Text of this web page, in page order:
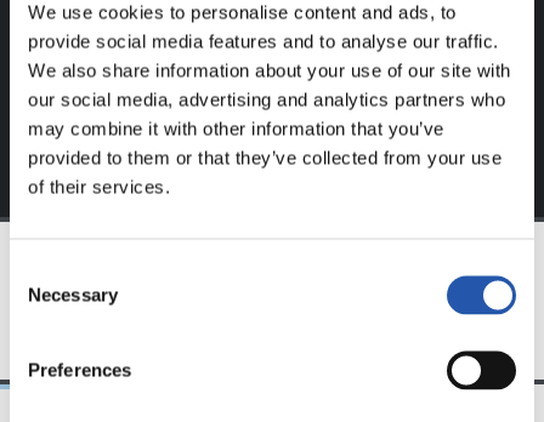
We use cookies to personalise content and ads, to
provide social media features and to analyse our traffic.
We also share information about your use of our site with
our social media, advertising and analytics partners who
may combine it with other information that you’ve
provided to them or that they’ve collected from your use
of their services.
Selection
Necessary
Preferences
Regístrate haciendo clic en elLoginy disfruta de
contenido exclusivo para ti.